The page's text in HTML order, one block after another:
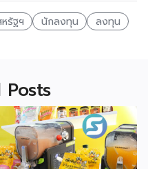
รัฐฯ นักลงทุน
ลงทุน